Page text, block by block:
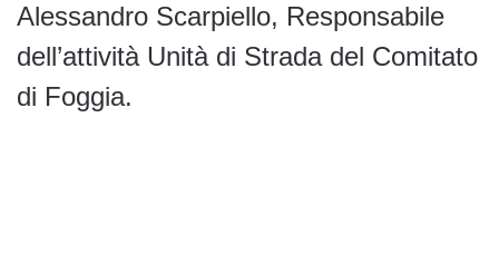
Alessandro Scarpiello, Responsabile
dell’attività Unità di Strada del Comitato
di Foggia.